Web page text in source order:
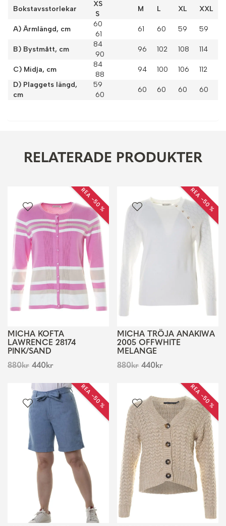
Bokstavsstorlekar
XS
S
M L XL XXL
A) Ärmlängd, cm
60
61
61 60 59 59
B) Bystmått, cm
84
90
96 102 108 114
C) Midja, cm
84
88
94 100 106
112
D) Plaggets längd,
cm
59
60
60 60 60 60
RELATERADE PRODUKTER
REA −50 %
MICHA KOFTA
LAWRENCE 28174
PINK/SAND
880kr 440kr
REA −50 %
MICHA TRÖJA ANAKIWA
2005 OFFWHITE
MELANGE
880kr 440kr
REA −50 % REA −50 %